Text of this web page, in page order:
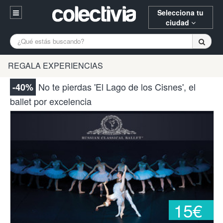
Selecciona tu
ciudad
Entrar
94 652 38 15 (L-V 10:30-15:00)
¿Necesitas ayuda? Escríbenos
A Coruña Alicante
Bilbao Burgos Donostia
Gijón Huesca
Pamplona Santander Tarragona
Valencia Vitoria Zaragoza
REGALA EXPERIENCIAS
-40% No te pierdas 'El Lago de los Cisnes', el
ballet por excelencia
15€